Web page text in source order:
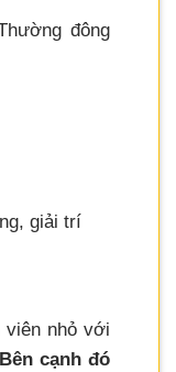
đông
giải trí
viên nhỏ với
Bên cạnh đó